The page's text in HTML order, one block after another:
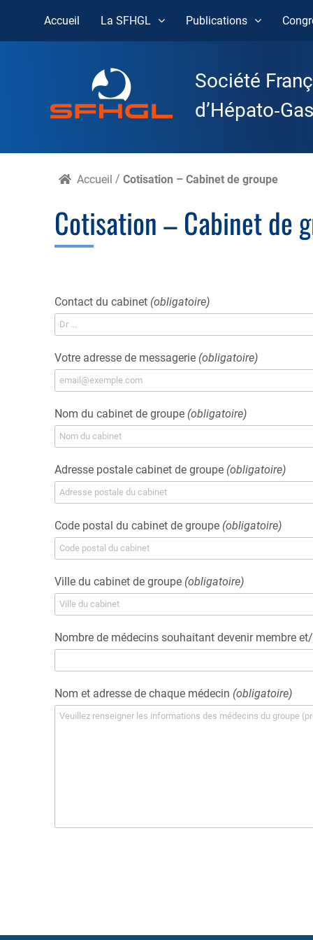
Skip
Accueil La SFHGL Publications
Société
Accueil /Cotisation – Cabinet de groupe
Cotisation – Cabinet de
Contact du cabinet (obligatoire)
Votre adresse de messagerie (obligatoire)
Nom du cabinet de groupe (obligatoire)
Adresse postale cabinet de groupe (obligatoire)
Code postal du cabinet de groupe (obligatoire)
Ville du cabinet de groupe (obligatoire)
Nombre de médecins souhaitant devenir membre
Nom et adresse de chaque médecin (obligatoire)